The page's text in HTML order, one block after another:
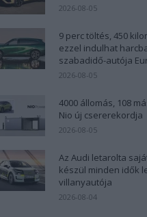
2026-08-05
9 perc töltés, 450
ezzel indulhat
szabadidő-autója
2026-08-05
4000 állomás, 108
Nio új csererekordja
2026-08-05
Az Audi letarolta
készül minden idők
villanyautója
2026-08-04